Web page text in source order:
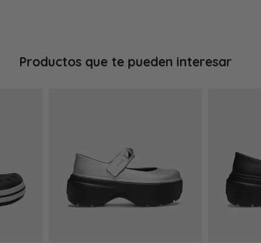
Productos que te pueden interesar